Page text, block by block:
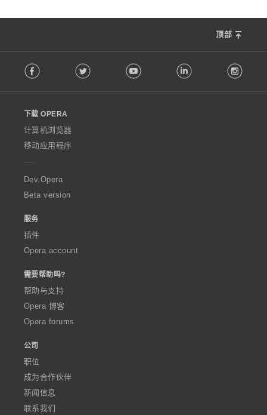
顶部
o
w
O
p
e
a
Facebook Twitter Youtube LinkedIn
下载 OPERA
计算机浏览器
移动应用程序
Dev.Opera
Beta version
服务
插件
Opera account
需要帮助吗?
帮助与支持
Opera 博客
Opera forums
公司
职位
成为合作伙伴
新闻信息
联系我们